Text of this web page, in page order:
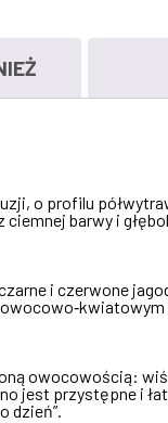
o profilu
barwy i
i czerwone
owocowością:
jest przystępne i
dzień”.